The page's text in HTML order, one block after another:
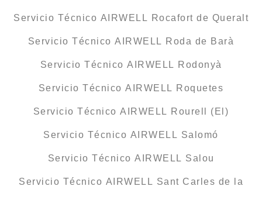
Servicio Técnico AIRWELL Rocafort de Queralt
Servicio Técnico AIRWELL Roda de Barà
Servicio Técnico AIRWELL Rodonyà
Servicio Técnico AIRWELL Roquetes
Servicio Técnico AIRWELL Rourell (El)
Servicio Técnico AIRWELL Salomó
Servicio Técnico AIRWELL Salou
Servicio Técnico AIRWELL Sant Carles de la